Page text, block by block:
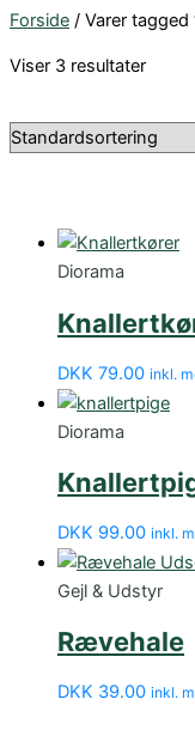
Forside / Varer tagged
Viser 3 resultater
Diorama
DKK 79.00 inkl.
Diorama
DKK 99.00 inkl.
Gejl & Udstyr
Rævehale
DKK 39.00 inkl.